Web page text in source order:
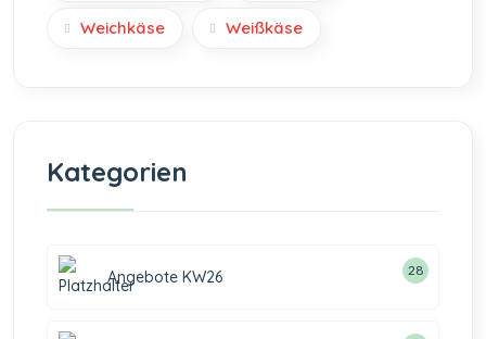
Weichkäse Weißkäse
Kategorien
Angebote KW26 28